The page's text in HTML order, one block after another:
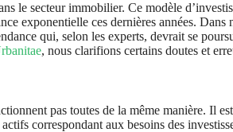
le secteur immobilier. Ce modèle
exponentielle ces dernières années. Dans
qui, selon les experts, devrait se
, nous clarifions certains doutes et
pas toutes de la même manière. Il
correspondant aux besoins des